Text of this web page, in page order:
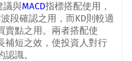
議與MACD指標搭配使用，
段確認之用，而KD則較適
賣點之用。兩者搭配使
補短之效，使投資人對行
識。